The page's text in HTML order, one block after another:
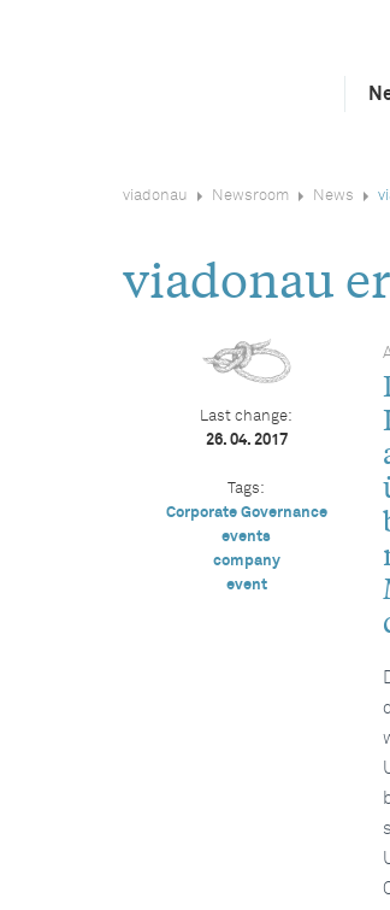
viadonau Newsroom News
viadonau
Last change:
26. 04. 2017
Tags:
Corporate Governance
events
company
event